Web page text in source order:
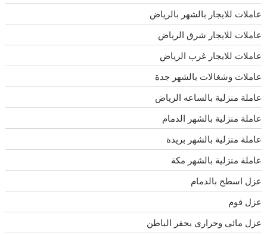
عاملات للايجار بالشهر بالرياض
عاملات للايجار شرق الرياض
عاملات للايجار غرب الرياض
عاملات وشغالات بالشهر جدة
عاملة منزلية بالساعه الرياض
عاملة منزلية بالشهر الدمام
عاملة منزلية بالشهر بريدة
عاملة منزلية بالشهر مكة
عزل اسطح بالدمام
عزل فوم
عزل مائى وحرارى بحفر الباطن